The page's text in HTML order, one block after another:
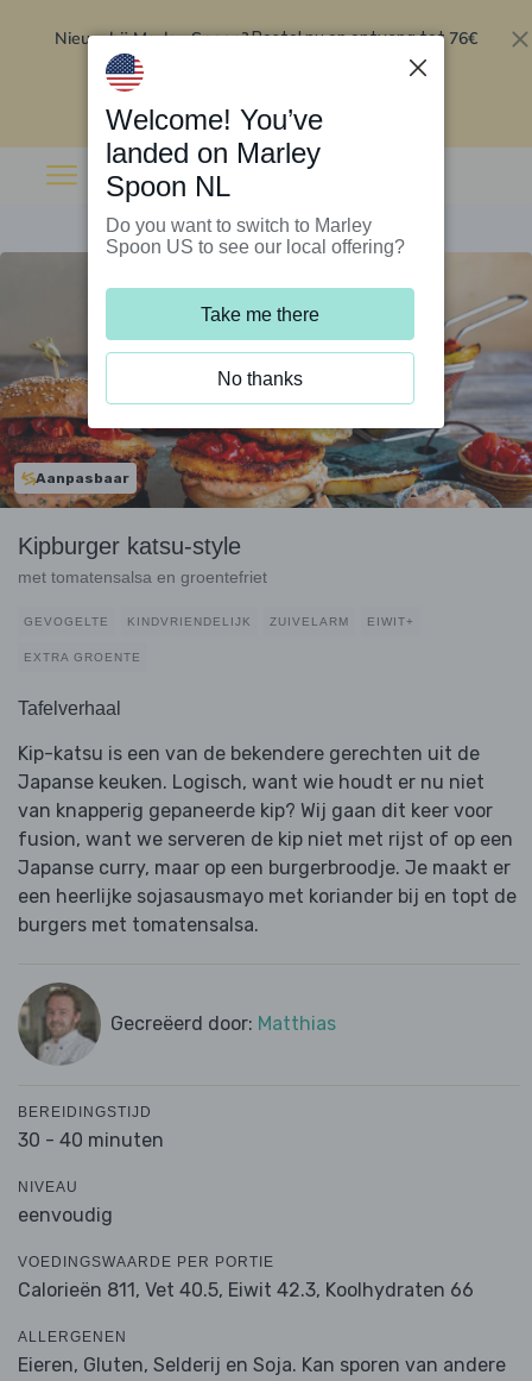
Nieuw bij Marley Spoon?Bestel nu en ontvang tot 76€
Aanpasbaar
Kipburger katsu-style
met tomatensalsa en groentefriet
GEVOGELTE KINDVRIENDELIJK ZUIVELARM EIWIT+
EXTRA GROENTE
Tafelverhaal
Kip-katsu is een van de bekendere gerechten uit de
Japanse keuken. Logisch, want wie houdt er nu niet
van knapperig gepaneerde kip? Wij gaan dit keer voor
fusion, want we serveren de kip niet met rijst of op een
Japanse curry, maar op een burgerbroodje. Je maakt er
een heerlijke sojasausmayo met koriander bij en topt de
burgers met tomatensalsa.
Gecreëerd door: Matthias
BEREIDINGSTIJD
30 - 40 minuten
NIVEAU
eenvoudig
VOEDINGSWAARDE PER PORTIE
Calorieën 811, Vet 40.5, Eiwit 42.3, Koolhydraten 66
ALLERGENEN
Eieren, Gluten, Selderij en Soja. Kan sporen van andere
Welcome! You’ve
landed on Marley
Spoon NL
Do you want to switch to Marley
Spoon US to see our local offering?
Take me there
No thanks